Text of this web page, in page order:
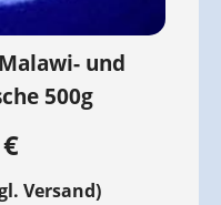
und
500g
Versand)